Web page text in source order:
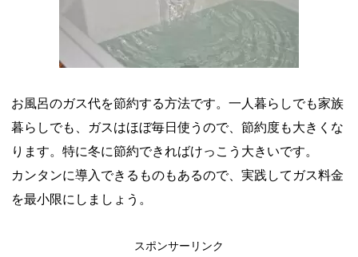
Vポイントpay利用で最大10%還元！8/31まで
2026年8月1日
V NEOBANK改悪！還元率1.25%に、チャージ系対象外へ！11
月から
2026年8月1日
ドットマネーが再開！8/12から。でも未完了のポイント有効期
限が8月末まで？
2026年7月31日
au PAY 残高チャージで最大10000円もらえる！じぶん銀行から
チャージで抽選。8/31まで 2026年7月29日
【7/31まで】ヤフーショッピング商品券買うと今だけ4％増量！
Yahoo!ふるさと納税で使おう 2026年7月27日
お風呂のガス代を節約する方法です。一人暮らしでも家族
暮らしでも、ガスはほぼ毎日使うので、節約度も大きくな
ります。特に冬に節約できればけっこう大きいです。
カンタンに導入できるものもあるので、実践してガス料金
を最小限にしましょう。
スポンサーリンク